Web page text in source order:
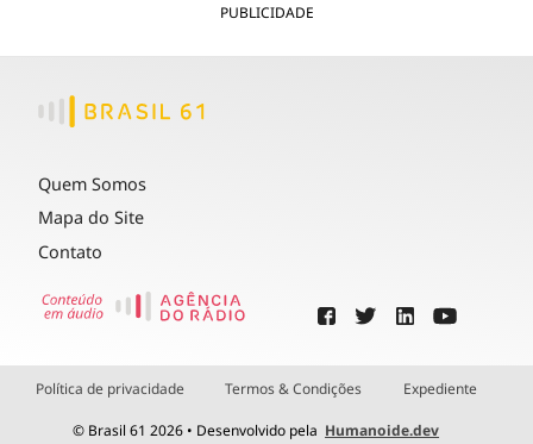
PUBLICIDADE
Quem Somos
Mapa do Site
Contato
Política de privacidade Termos & Condições Expediente
© Brasil 61 2026 • Desenvolvido pela Humanoide.dev